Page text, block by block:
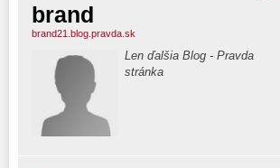
brand
brand21.blog.pravda.sk
Len ďalšia Blog - Pravda
stránka